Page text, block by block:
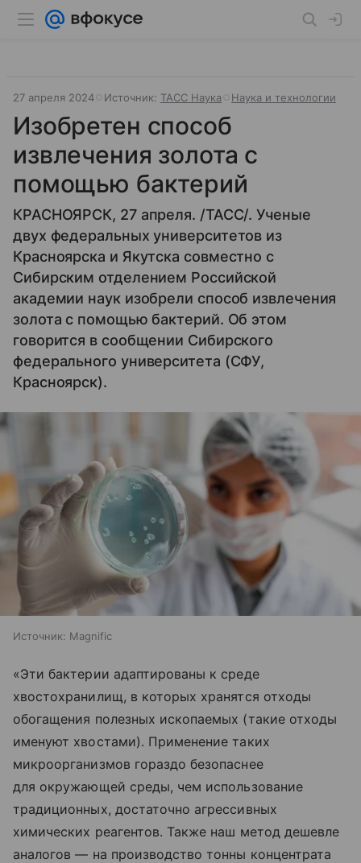
27 апреля 2024 Источник: ТАСС Наука Наука и технологии
Изобретен способ
извлечения золота с
помощью бактерий
КРАСНОЯРСК, 27 апреля. /ТАСС/. Ученые
двух федеральных университетов из
Красноярска и Якутска совместно с
Сибирским отделением Российской
академии наук изобрели способ извлечения
золота с помощью бактерий. Об этом
говорится в сообщении Сибирского
федерального университета (СФУ,
Красноярск).
Источник: Magnific
«Эти бактерии адаптированы к среде
хвостохранилищ, в которых хранятся отходы
обогащения полезных ископаемых (такие отходы
именуют хвостами). Применение таких
микроорганизмов гораздо безопаснее
для окружающей среды, чем использование
традиционных, достаточно агрессивных
химических реагентов. Также наш метод дешевле
аналогов — на производство тонны концентрата